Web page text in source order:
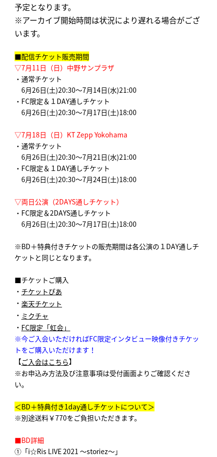
予定となります。
※アーカイブ開始時間は状況により遅れる場合がござ
います。
■配信チケット販売期間
▽7月11日（日）中野サンプラザ
・通常チケット
6月26日(土)20:30～7月14日(水)21:00
・FC限定＆１DAY通しチケット
6月26日(土)20:30～7月17日(土)18:00
▽7月18日（日）KT Zepp Yokohama
・通常チケット
6月26日(土)20:30～7月21日(水)21:00
・FC限定＆１DAY通しチケット
6月26日(土)20:30～7月24日(土)18:00
▽両日公演（2DAYS通しチケット）
・FC限定＆2DAYS通しチケット
6月26日(土)20:30～7月17日(土)18:00
※BD＋特典付きチケットの販売期間は各公演の１DAY通しチ
ケットと同じとなります。
■チケットご購入
・ チケットぴあ
・ 楽天チケット
・ ミクチャ
・ FC限定「虹会」
※今ご入会いただければFC限定インタビュー映像付きチケッ
トをご購入いただけます！
【ご入会はこちら】
※お申込み方法及び注意事項は受付画面よりご確認くださ
い。
＜BD＋特典付き1day通しチケットについて＞
※別途送料￥770をご負担いただきます。
■BD詳細
①「i☆Ris LIVE 2021 ～storiez～」